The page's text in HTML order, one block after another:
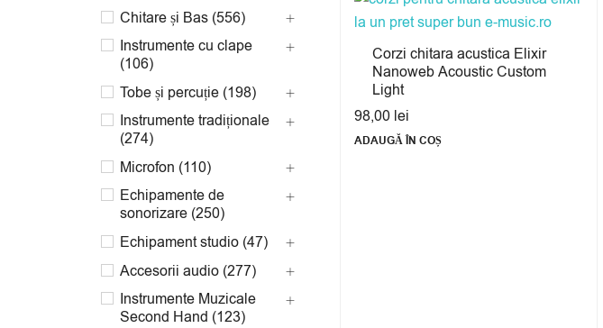
Chitare și Bas (556)
Instrumente cu clape
(106)
Tobe și percuție (198)
Instrumente tradiționale
(274)
Microfon (110)
Echipamente de
sonorizare (250)
Echipament studio (47)
Accesorii audio (277)
Instrumente Muzicale
Second Hand (123)
Corzi chitara acustica Elixir
Nanoweb Acoustic Custom
Light
98,00 lei
ADAUGĂ ÎN COȘ